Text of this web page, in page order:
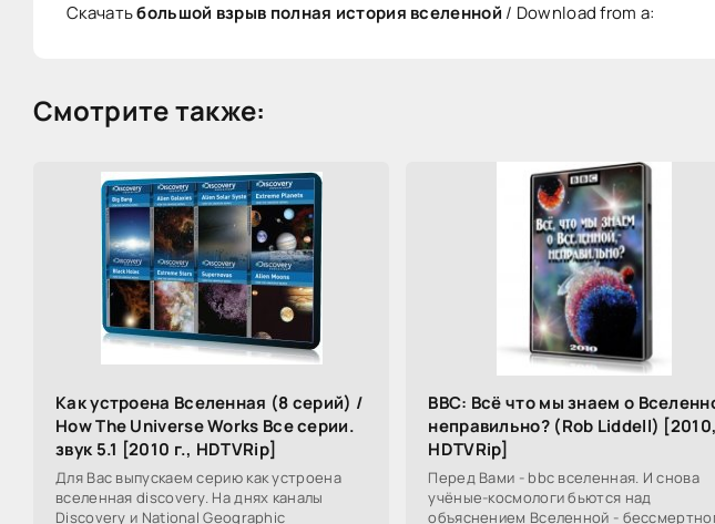
Скачатьбольшой взрыв полная история вселенной / Download from a:
Смотрите также:
Как устроена Вселенная (8 серий) /
How The Universe Works Все серии.
звук 5.1 [2010 г., HDTVRip]
Для Вас выпускаем серию как устроена
вселенная discovery. На днях каналы
Discovery и National Geographic
BBC: Всё что мы знаем о
неправильно? (Rob Liddell) [2010,
HDTVRip]
Перед Вами - bbc вселенная. И снова
учёные-космологи бьются над
объяснением Вселенной -